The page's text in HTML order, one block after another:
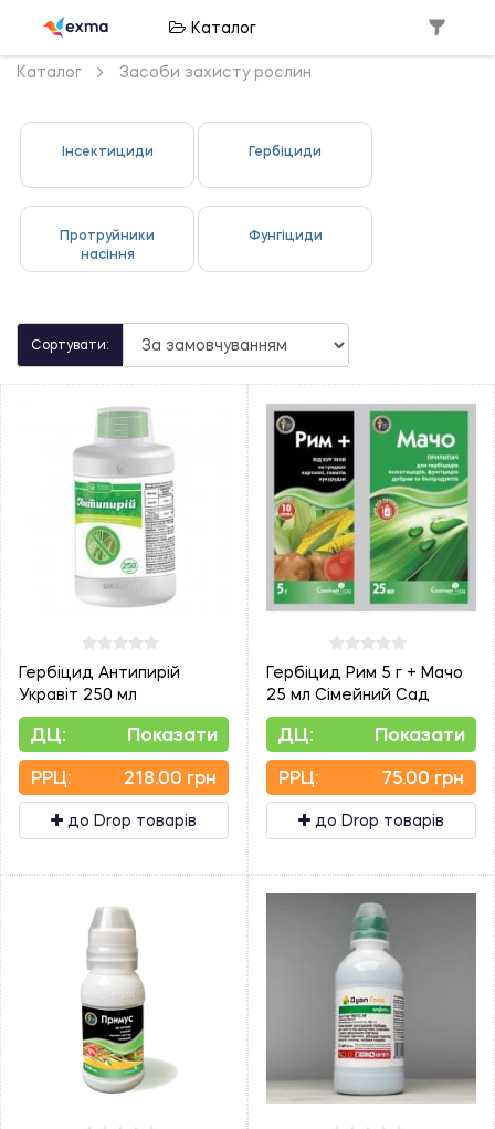
Каталог
Каталог Засоби захисту рослин
Інсектициди Гербіциди
Протруйники
насіння
Фунгіциди
Сортувати:
Гербіцид Антипирій
Укравіт 250 мл
ДЦ: Показати
PPЦ: 218.00 грн
до Drop товарів
Гербіцид Рим 5 г + Мачо
25 мл Сімейний Сад
ДЦ: Показати
PPЦ: 75.00 грн
до Drop товарів